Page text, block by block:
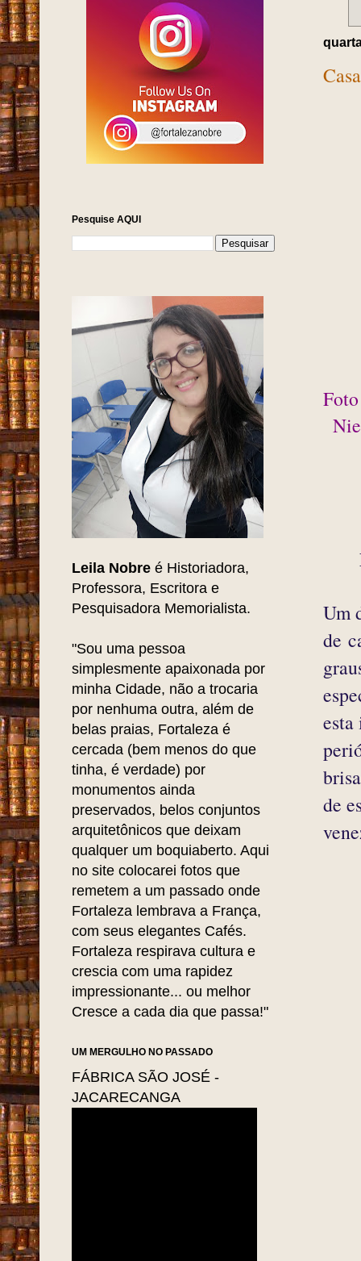
Um
de
esta
de
Pesquise AQUI
Leila Nobre é Historiadora,
Professora, Escritora e
Pesquisadora Memorialista.
"Sou uma pessoa
simplesmente apaixonada por
minha Cidade, não a trocaria
por nenhuma outra, além de
belas praias, Fortaleza é
cercada (bem menos do que
tinha, é verdade) por
monumentos ainda
preservados, belos conjuntos
arquitetônicos que deixam
qualquer um boquiaberto. Aqui
no site colocarei fotos que
remetem a um passado onde
Fortaleza lembrava a França,
com seus elegantes Cafés.
Fortaleza respirava cultura e
crescia com uma rapidez
impressionante... ou melhor
Cresce a cada dia que passa!"
UM MERGULHO NO PASSADO
FÁBRICA SÃO JOSÉ -
JACARECANGA